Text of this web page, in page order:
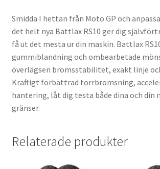
Smidda I hettan från Moto GP och
det helt nya Battlax RS10 ger dig
få ut det mesta ur din maskin. Battlax
gummiblandning och ombearbetade
överlägsen bromsstabilitet, exakt linje
Kraftigt förbättrad torrbromsning,
hantering, låt dig testa både dina och din
gränser.
Relaterade produkter